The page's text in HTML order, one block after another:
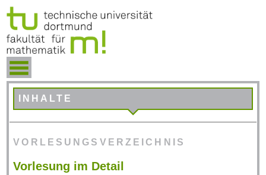
INHALTE
VORLESUNGSVERZEICHNIS
Vorlesung im Detail